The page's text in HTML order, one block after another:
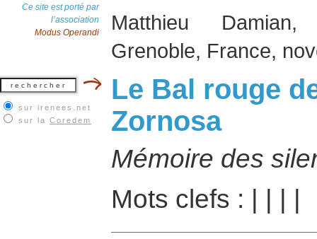
Ce site est porté par
l’association
Modus Operandi
sur irenees.net
sur la Coredem
Matthieu
Grenoble, France,
Le Bal rouge
Zornosa
Mémoire des
Mots clefs :